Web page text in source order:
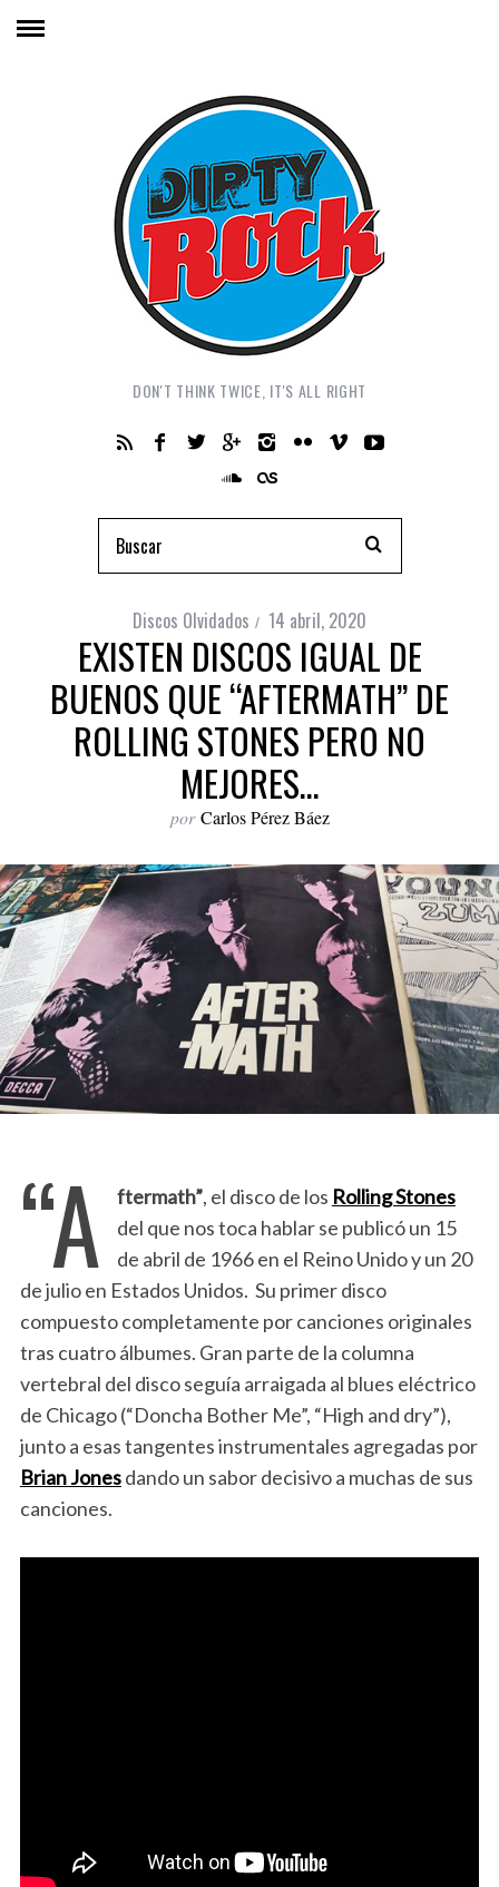
DON'T THINK TWICE, IT'S ALL RIGHT
Discos Olvidados 14 abril, 2020
EXISTEN DISCOS IGUAL DE
BUENOS QUE “AFTERMATH” DE
ROLLING STONES PERO NO
MEJORES…
por Carlos Pérez Báez
“A ftermath”, el disco de los Rolling Stones
del que nos toca hablar se publicó un 15
de abril de 1966 en el Reino Unido y un 20
de julio en Estados Unidos. Su primer disco
compuesto completamente por canciones originales
tras cuatro álbumes. Gran parte de la columna
vertebral del disco seguía arraigada al blues eléctrico
de Chicago (“Doncha Bother Me”, “High and dry”),
junto a esas tangentes instrumentales agregadas por
Brian Jonesdando un sabor decisivo a muchas de sus
canciones.